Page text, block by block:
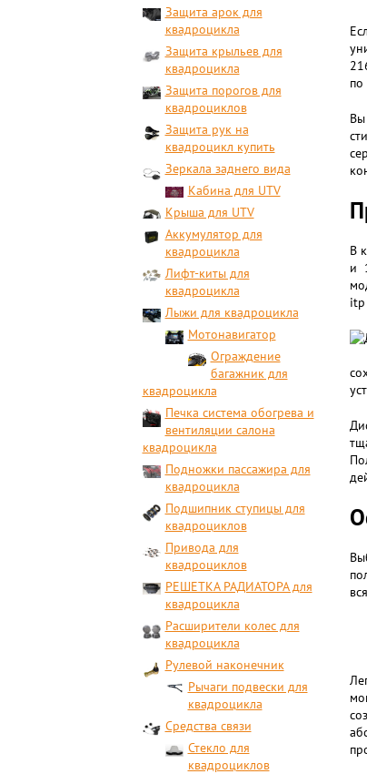
Защита арок для
квадроцикла
Защита крыльев для
квадроцикла
Защита порогов для
квадроциклов
Защита рук на
квадроцикл купить
Зеркала заднего вида
Кабина для UTV
Крыша для UTV
Аккумулятор для
квадроцикла
Лифт-киты для
квадроцикла
Лыжи для квадроцикла
Мотонавигатор
Ограждение
багажник для
квадроцикла
Печка система обогрева и
вентиляции салона
квадроцикла
Подножки пассажира для
квадроцикла
Подшипник ступицы для
квадроциклов
Привода для
квадроциклов
РЕШЕТКА РАДИАТОРА для
квадроцикла
Расширители колес для
квадроцикла
Рулевой наконечник
Рычаги подвески для
квадроцикла
Средства связи
Стекло для
квадроциклов
по
В
и
itp